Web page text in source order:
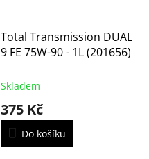
Total Transmission DUAL
9 FE 75W-90 - 1L (201656)
Skladem
375 Kč
Do košíku